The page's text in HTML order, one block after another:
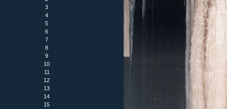
3
4
5
6
7
8
9
10
11
12
13
14
15